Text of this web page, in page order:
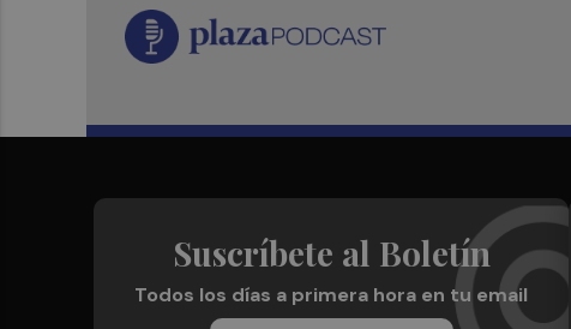
Suscríbete al Boletín
Todos los días a primera hora en tu email